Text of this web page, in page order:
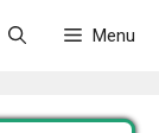
Menu